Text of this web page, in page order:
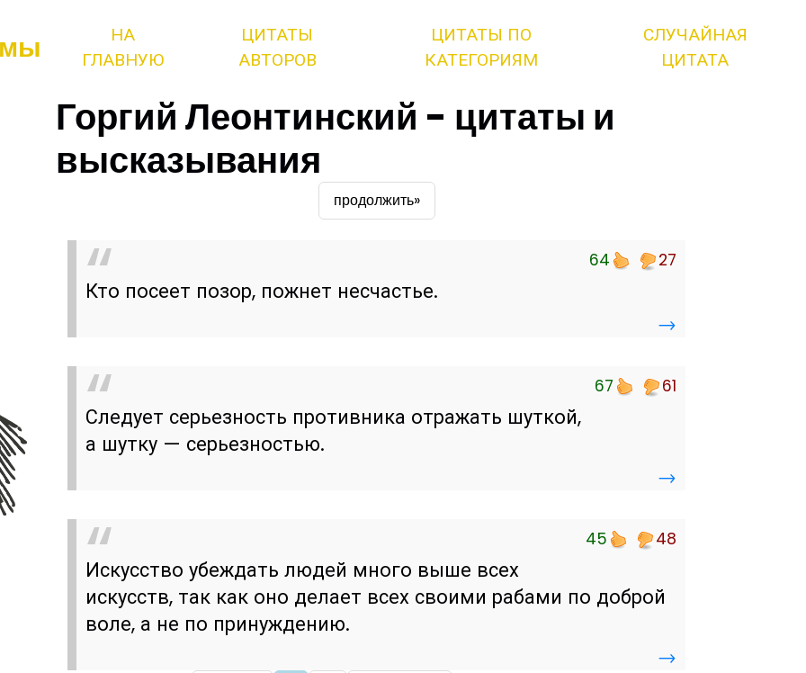
НА
ГЛАВНУЮ
ЦИТАТЫ
АВТОРОВ
ЦИТАТЫ ПО
КАТЕГОРИЯМ
СЛУЧАЙНАЯ
ЦИТАТА
Горгий Леонтинский - цитаты и
высказывания
продолжить»
64 27
Кто посеет позор, пожнет несчастье.
→
67 61
Следует серьезность противника отражать шуткой,
а шутку — серьезностью.
→
45 48
Искусство убеждать людей много выше всех
искусств, так как оно делает всех своими рабами по доброй
воле, а не по принуждению.
→